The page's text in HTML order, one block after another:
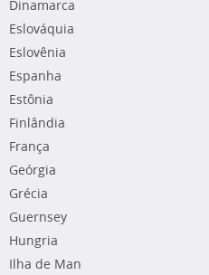
Dinamarca
Eslováquia
Eslovênia
Espanha
Estônia
Finlândia
França
Geórgia
Grécia
Guernsey
Hungria
Ilha de Man